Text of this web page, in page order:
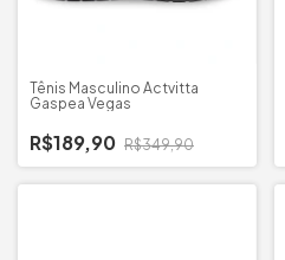
Tênis Masculino Actvitta
Gaspea Vegas
R$189,90 R$349,90